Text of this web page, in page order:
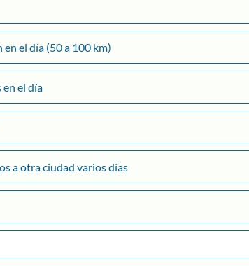
el día (50 a 100 km)
en el día
a otra ciudad varios días
+